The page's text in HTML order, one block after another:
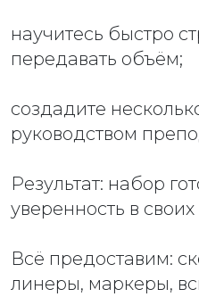
научитесь быстро
передавать объём;
создадите
руководством
Результат: набор
уверенность в
Всё предоставим:
линеры, маркеры,